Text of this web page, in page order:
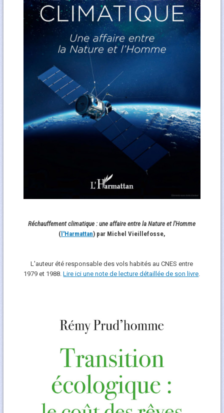
Réchauffement climatique : une affaire entre la Nature et l'Homme
(l'Harmattan) par Michel Vieillefosse,
L'auteur été responsable des vols habités au CNES entre
1979 et 1988.Lire ici une note de lecture détaillée de son livre